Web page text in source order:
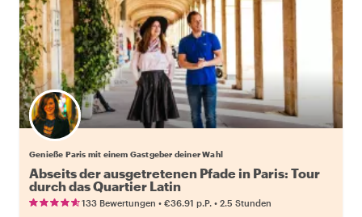
Wähle deinen Lieblingsgastgeber
Genieße Paris mit einem Gastgeber deiner Wahl
Abseits der ausgetretenen Pfade in Paris: Tour
durch das Quartier Latin
133 Bewertungen • €36.91 p.P. • 2.5 Stunden